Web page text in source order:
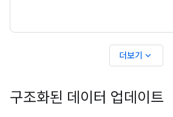
더보기 expand_more
구조화된 데이터 업데이트